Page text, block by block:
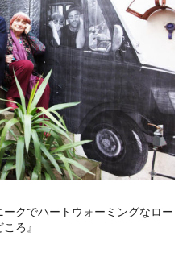
クでハートウォーミングなロー
ろ』